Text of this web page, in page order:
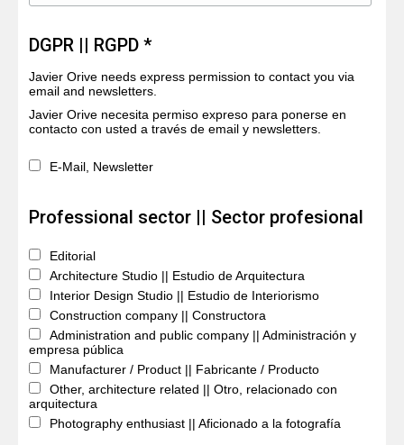
DGPR || RGPD *
Javier Orive needs express permission to contact you via
email and newsletters.
Javier Orive necesita permiso expreso para ponerse en
contacto con usted a través de email y newsletters.
E-Mail, Newsletter
Professional sector || Sector profesional
Editorial
Architecture Studio || Estudio de Arquitectura
Interior Design Studio || Estudio de Interiorismo
Construction company || Constructora
Administration and public company || Administración y
empresa pública
Manufacturer / Product || Fabricante / Producto
Other, architecture related || Otro, relacionado con
arquitectura
Photography enthusiast || Aficionado a la fotografía